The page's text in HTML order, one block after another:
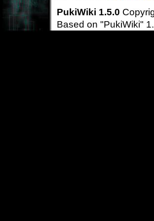
PukiWiki 1.5.0
Based on "PukiWiki"